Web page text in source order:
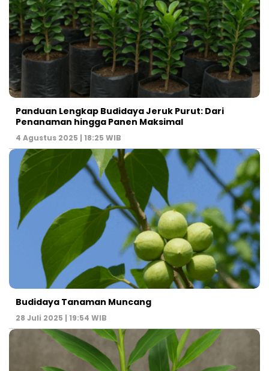
Panduan Lengkap Budidaya Jeruk Purut: Dari
Penanaman hingga Panen Maksimal
4 Agustus 2025 | 18:25 WIB
Budidaya Tanaman Muncang
28 Juli 2025 | 19:54 WIB